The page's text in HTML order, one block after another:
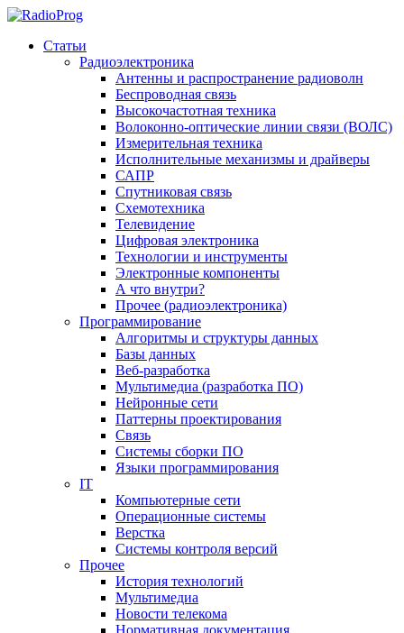
Статьи
Радиоэлектроника
Антенны и распространение радиоволн
Беспроводная связь
Высокочастотная техника
Волоконно-оптические линии связи (ВОЛС)
Измерительная техника
Исполнительные механизмы и драйверы
САПР
Спутниковая связь
Схемотехника
Телевидение
Цифровая электроника
Технологии и инструменты
Электронные компоненты
А что внутри?
Прочее (радиоэлектроника)
Программирование
Алгоритмы и структуры данных
Базы данных
Веб-разработка
Мультимедиа (разработка ПО)
Нейронные сети
Паттерны проектирования
Связь
Системы сборки ПО
Языки программирования
IT
Компьютерные сети
Операционные системы
Верстка
Системы контроля версий
Прочее
История технологий
Мультимедиа
Новости телекома
Нормативная документация